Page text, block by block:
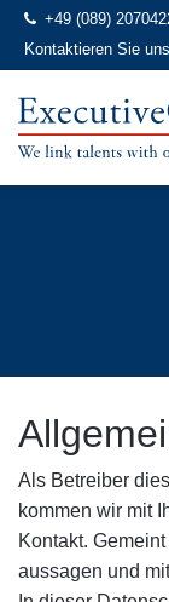
+49 (089)
Kontaktieren Sie uns
Als Betreiber
kommen wir mit
Kontakt.
aussagen und